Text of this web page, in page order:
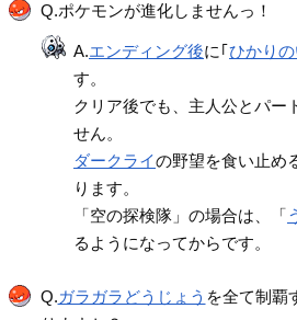
Q.ポケモンが進化しませんっ！
A.エンディング後に｢ひかり
す。
クリア後でも、主人公とパー
せん。
ダークライの野望を食い止め
ります。
「空の探検隊」の場合は、「
るようになってからです。
Q.ガラガラどうじょう を全て制覇